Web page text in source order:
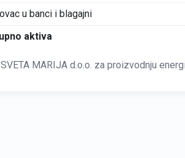
u banci i blagajni
aktiva
MARIJA d.o.o. za proizvodnju